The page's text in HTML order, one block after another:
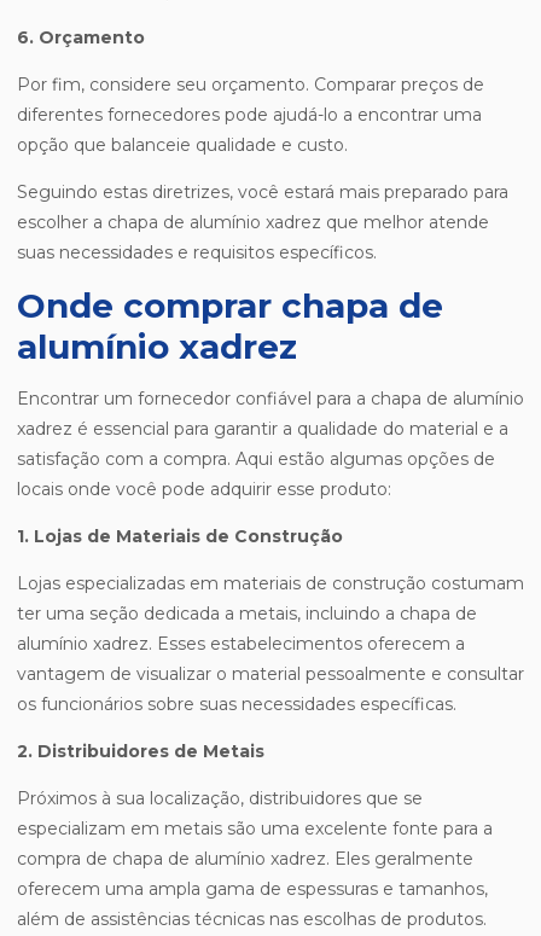
6. Orçamento
Por fim, considere seu orçamento. Comparar preços de
diferentes fornecedores pode ajudá-lo a encontrar uma
opção que balanceie qualidade e custo.
Seguindo estas diretrizes, você estará mais preparado para
escolher a chapa de alumínio xadrez que melhor atende
suas necessidades e requisitos específicos.
Onde comprar chapa de
alumínio xadrez
Encontrar um fornecedor confiável para a chapa de alumínio
xadrez é essencial para garantir a qualidade do material e a
satisfação com a compra. Aqui estão algumas opções de
locais onde você pode adquirir esse produto:
1. Lojas de Materiais de Construção
Lojas especializadas em materiais de construção costumam
ter uma seção dedicada a metais, incluindo a chapa de
alumínio xadrez. Esses estabelecimentos oferecem a
vantagem de visualizar o material pessoalmente e consultar
os funcionários sobre suas necessidades específicas.
2. Distribuidores de Metais
Próximos à sua localização, distribuidores que se
especializam em metais são uma excelente fonte para a
compra de chapa de alumínio xadrez. Eles geralmente
oferecem uma ampla gama de espessuras e tamanhos,
além de assistências técnicas nas escolhas de produtos.